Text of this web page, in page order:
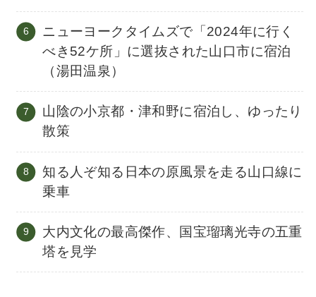
ニューヨークタイムズで「2024年に行く
べき52ケ所」に選抜された山口市に宿泊
（湯田温泉）
山陰の小京都・津和野に宿泊し、ゆったり
散策
知る人ぞ知る日本の原風景を走る山口線に
乗車
大内文化の最高傑作、国宝瑠璃光寺の五重
塔を見学